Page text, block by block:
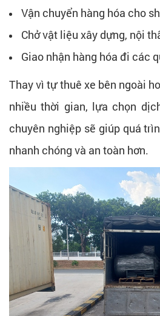
Vận chuyển hàng hóa cho
Chở vật liệu xây dựng, nội
Giao nhận hàng hóa đi các
Thay vì tự thuê xe bên ngoài
nhiều thời gian, lựa chọn
chuyên nghiệp sẽ giúp quá
nhanh chóng và an toàn hơn.